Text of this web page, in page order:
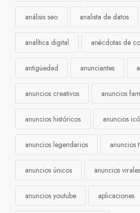
análisis seo analista de datos
analítica digital anécdotas de
antigüedad anunciantes
anuncios creativos anuncios
anuncios históricos anuncios
anuncios legendarios anuncios
anuncios únicos anuncios virales
anuncios youtube aplicaciones